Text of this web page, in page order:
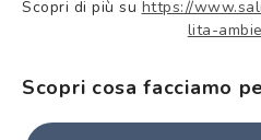
Scopri di più su https://
lita-
Scopri cosa facciamo